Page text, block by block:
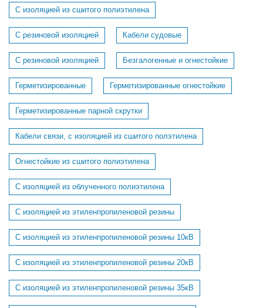
С изоляцией из сшитого полиэтилена
С резиновой изоляцией Кабели судовые
C резиновой изоляцией Безгалогенные и огнестойкие
Герметизированные Герметизированные огнестойкие
Герметизированные парной скрутки
Кабели связи, с изоляцией из сшитого полэтилена
Огнестойкие из сшитого полиэтилена
С изоляцией из облученного полиэтилена
С изоляцией из этиленпропиленовой резины
С изоляцией из этиленпропиленовой резины 10кВ
С изоляцией из этиленпропиленовой резины 20кВ
С изоляцией из этиленпропиленовой резины 35кВ